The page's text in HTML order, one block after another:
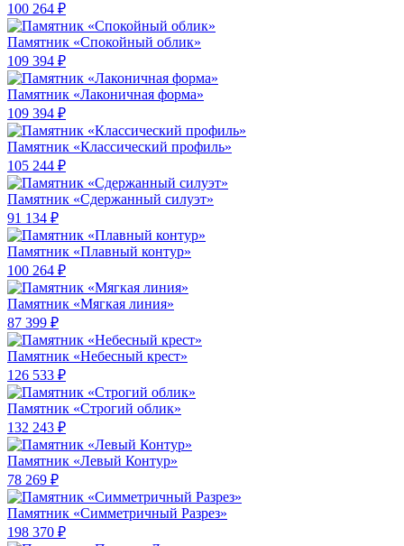
100 264 ₽
Памятник «Спокойный облик»
109 394 ₽
Памятник «Лаконичная форма»
109 394 ₽
Памятник «Классический профиль»
105 244 ₽
Памятник «Сдержанный силуэт»
91 134 ₽
Памятник «Плавный контур»
100 264 ₽
Памятник «Мягкая линия»
87 399 ₽
Памятник «Небесный крест»
126 533 ₽
Памятник «Строгий облик»
132 243 ₽
Памятник «Левый Контур»
78 269 ₽
Памятник «Симметричный Разрез»
198 370 ₽